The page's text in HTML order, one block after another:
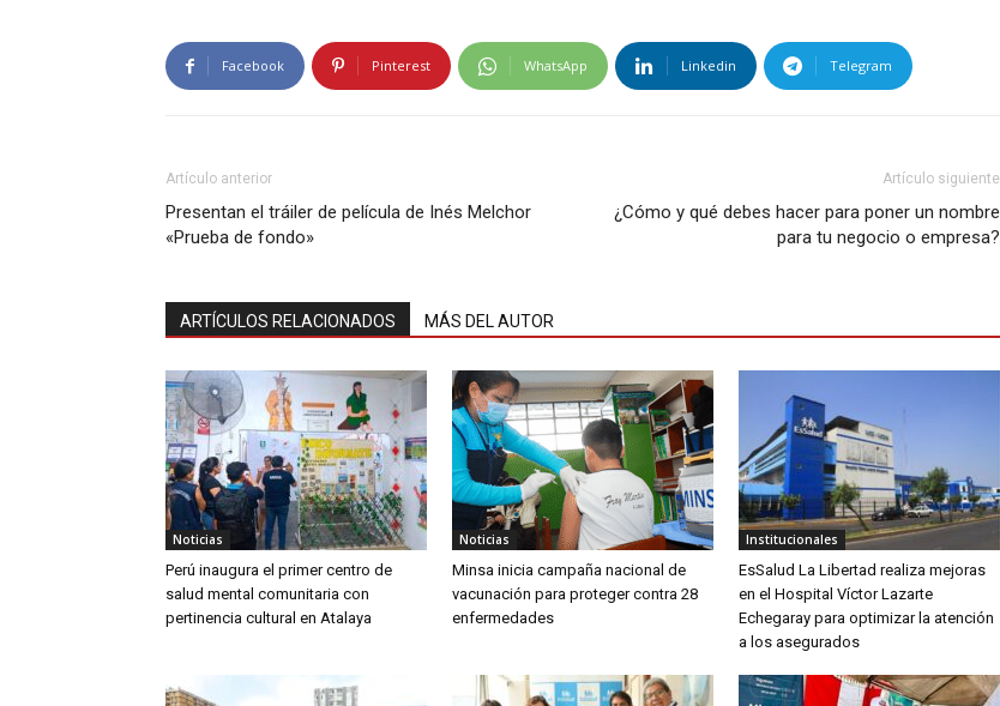
Facebook Pinterest WhatsApp Linkedin Telegram
Artículo anterior
Presentan el tráiler de película de Inés Melchor
«Prueba de fondo»
Artículo siguiente
¿Cómo y qué debes hacer para poner un nombre
para tu negocio o empresa?
ARTÍCULOS RELACIONADOS MÁS DEL AUTOR
Noticias
Perú inaugura el primer centro de
salud mental comunitaria con
pertinencia cultural en Atalaya
Noticias
Minsa inicia campaña nacional de
vacunación para proteger contra 28
enfermedades
Institucionales
EsSalud La Libertad realiza mejoras
en el Hospital Víctor Lazarte
Echegaray para optimizar la atención
a los asegurados